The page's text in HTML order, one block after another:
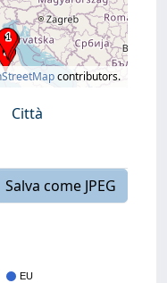
contributors.
Città
Salva come JPEG
EU